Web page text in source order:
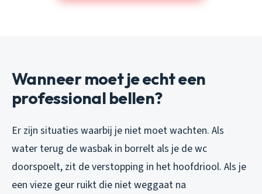
Wanneer moet je echt een
professional bellen?
Er zijn situaties waarbij je niet moet wachten. Als
water terug de wasbak in borrelt als je de wc
doorspoelt, zit de verstopping in het hoofdriool. Als je
een vieze geur ruikt die niet weggaat na